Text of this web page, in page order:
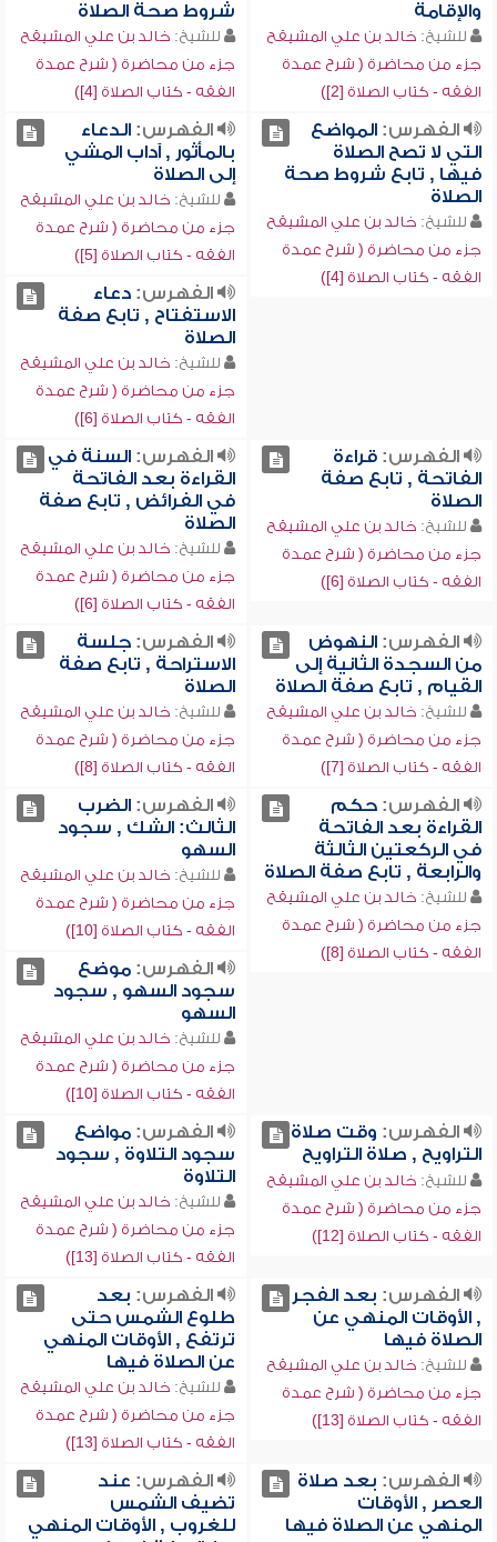
والإقامة
للشيخ: خالد بن علي المشيقح
جزء من محاضرة ( شرح عمدة
الفقه - كتاب الصلاة [2])
شروط صحة الصلاة
للشيخ: خالد بن علي المشيقح
جزء من محاضرة ( شرح عمدة
الفقه - كتاب الصلاة [4])
الفهرس:المواضع
التي لا تصح الصلاة
فيها , تابع شروط صحة
الصلاة
للشيخ: خالد بن علي المشيقح
جزء من محاضرة ( شرح عمدة
الفقه - كتاب الصلاة [4])
الفهرس:الدعاء
بالمأثور , آداب المشي
إلى الصلاة
للشيخ: خالد بن علي المشيقح
جزء من محاضرة ( شرح عمدة
الفقه - كتاب الصلاة [5])
الفهرس:دعاء
الاستفتاح , تابع صفة
الصلاة
للشيخ: خالد بن علي المشيقح
جزء من محاضرة ( شرح عمدة
الفقه - كتاب الصلاة [6])
الفهرس:قراءة
الفاتحة , تابع صفة
الصلاة
للشيخ: خالد بن علي المشيقح
جزء من محاضرة ( شرح عمدة
الفقه - كتاب الصلاة [6])
الفهرس:السنة في
القراءة بعد الفاتحة
في الفرائض , تابع صفة
الصلاة
للشيخ: خالد بن علي المشيقح
جزء من محاضرة ( شرح عمدة
الفقه - كتاب الصلاة [6])
الفهرس:النهوض
من السجدة الثانية إلى
القيام , تابع صفة الصلاة
للشيخ: خالد بن علي المشيقح
جزء من محاضرة ( شرح عمدة
الفقه - كتاب الصلاة [7])
الفهرس:جلسة
الاستراحة , تابع صفة
الصلاة
للشيخ: خالد بن علي المشيقح
جزء من محاضرة ( شرح عمدة
الفقه - كتاب الصلاة [8])
الفهرس:حكم
القراءة بعد الفاتحة
في الركعتين الثالثة
والرابعة , تابع صفة الصلاة
للشيخ: خالد بن علي المشيقح
جزء من محاضرة ( شرح عمدة
الفقه - كتاب الصلاة [8])
الفهرس:الضرب
الثالث: الشك , سجود
السهو
للشيخ: خالد بن علي المشيقح
جزء من محاضرة ( شرح عمدة
الفقه - كتاب الصلاة [10])
الفهرس:موضع
سجود السهو , سجود
السهو
للشيخ: خالد بن علي المشيقح
جزء من محاضرة ( شرح عمدة
الفقه - كتاب الصلاة [10])
الفهرس: وقت صلاة
التراويح , صلاة التراويح
للشيخ: خالد بن علي المشيقح
جزء من محاضرة ( شرح عمدة
الفقه - كتاب الصلاة [12])
الفهرس:مواضع
سجود التلاوة , سجود
التلاوة
للشيخ: خالد بن علي المشيقح
جزء من محاضرة ( شرح عمدة
الفقه - كتاب الصلاة [13])
الفهرس: بعد الفجر
, الأوقات المنهي عن
الصلاة فيها
للشيخ: خالد بن علي المشيقح
جزء من محاضرة ( شرح عمدة
الفقه - كتاب الصلاة [13])
الفهرس: بعد
طلوع الشمس حتى
ترتفع , الأوقات المنهي
عن الصلاة فيها
للشيخ: خالد بن علي المشيقح
جزء من محاضرة ( شرح عمدة
الفقه - كتاب الصلاة [13])
الفهرس: بعد صلاة
العصر , الأوقات
المنهي عن الصلاة فيها
الفهرس: عند
تضيف الشمس
للغروب , الأوقات المنهي